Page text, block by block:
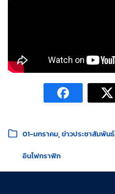
หมวดหมู่:
01-มกราคม ข่าวประชาสัมพันธ์
อินโฟกราฟิก